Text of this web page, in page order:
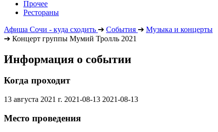
Прочее
Рестораны
Афиша Сочи - куда сходить ➔ События ➔ Музыка и концерты
➔ Концерт группы Мумий Тролль 2021
Информация о событии
Когда проходит
13 августа 2021 г. 2021-08-13 2021-08-13
Место проведения